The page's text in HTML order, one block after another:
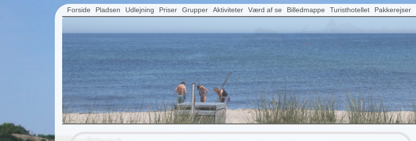
Forside Pladsen Udlejning Priser Grupper Aktiviteter Værd af se Billedmappe Turisthotellet Pakkerejser